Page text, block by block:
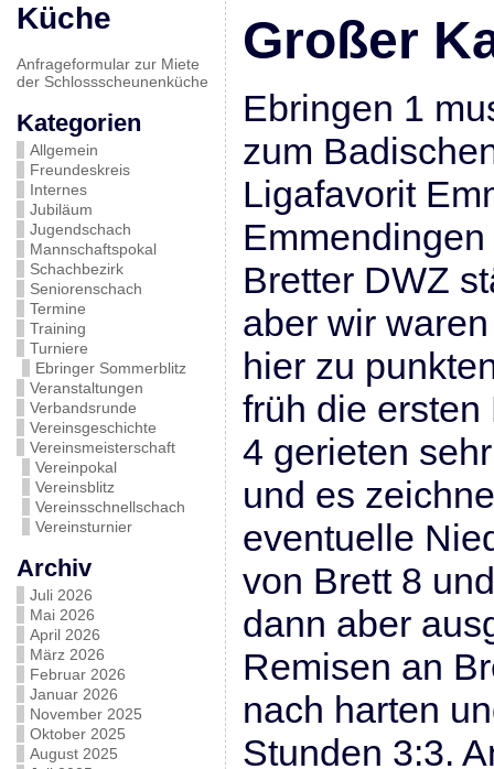
Küche
Anfrageformular zur Miete
der Schlossscheunenküche
Kategorien
Allgemein
Freundeskreis
Internes
Jubiläum
Jugendschach
Mannschaftspokal
Schachbezirk
Seniorenschach
Termine
Training
Turniere
Ebringer Sommerblitz
Veranstaltungen
Verbandsrunde
Vereinsgeschichte
Vereinsmeisterschaft
Vereinpokal
Vereinsblitz
Vereinsschnellschach
Vereinsturnier
Archiv
Juli 2026
Mai 2026
April 2026
März 2026
Februar 2026
Januar 2026
November 2025
Oktober 2025
August 2025
Großer
Ebringen 1
zum
Ligafavorit
Bretter DWZ
aber wir
hier zu
früh die ersten
4 gerieten
und es
eventuelle
von Brett 8
dann aber
Remisen an
nach harten
Stunden 3:3.